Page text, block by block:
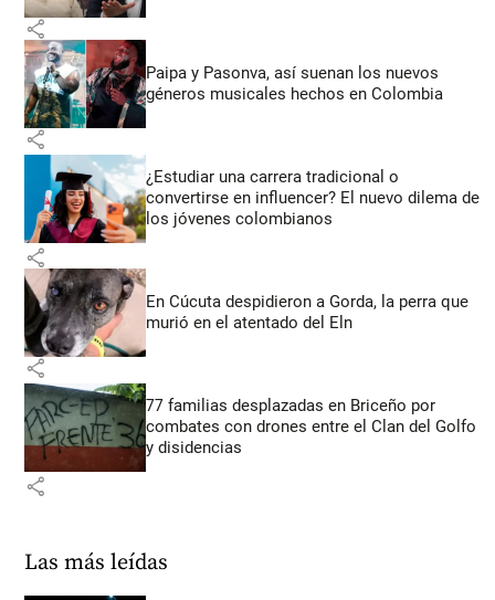
share
Paipa y Pasonva, así suenan los nuevos
géneros musicales hechos en Colombia
share
¿Estudiar una carrera tradicional o
convertirse en influencer? El nuevo dilema de
los jóvenes colombianos
share
En Cúcuta despidieron a Gorda, la perra que
murió en el atentado del Eln
share
77 familias desplazadas en Briceño por
combates con drones entre el Clan del Golfo
y disidencias
share
Las más leídas